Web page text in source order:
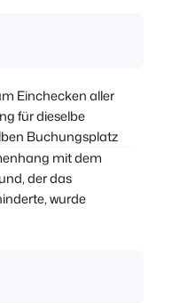
Einchecken aller
für dieselbe
Buchungsplatz
mit dem
der das
wurde